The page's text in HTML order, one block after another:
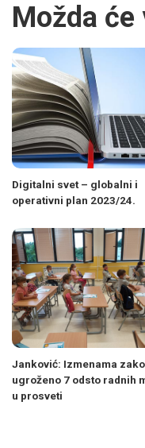
Možda će
Digitalni svet – globalni i
operativni plan 2023/24.
Janković: Izmenama
ugroženo 7 odsto radnih
u prosveti